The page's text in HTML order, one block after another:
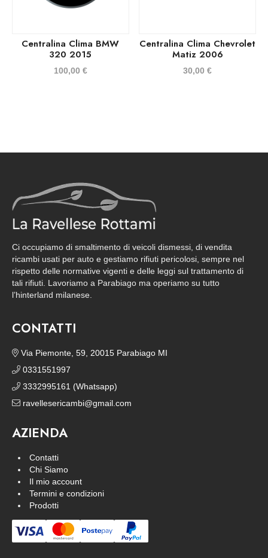
Centralina Clima BMW
320 2015
100,00 €
Centralina Clima Chevrolet
Matiz 2006
30,00€
Ci occupiamo di smaltimento di veicoli dismessi, di vendita
ricambi usati per auto e gestiamo rifiuti pericolosi, sempre nel
rispetto delle normative vigenti e delle leggi sul trattamento di
tali rifiuti. Lavoriamo a Parabiago ma operiamo su tutto
l’hinterland milanese.
CONTATTI
Via Piemonte, 59, 20015 Parabiago MI
0331551997
3332995161 (Whatsapp)
ravellesericambi@gmail.com
AZIENDA
Contatti
Chi Siamo
Il mio account
Termini e condizioni
Prodotti